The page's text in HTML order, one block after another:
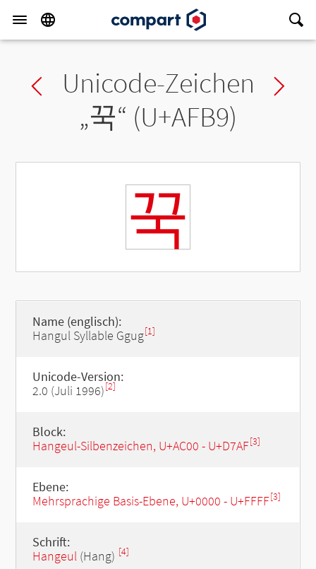
Previous char
Unicode-Zeichen
„꾹“ (U+AFB9)
꾹
Name (englisch):
Hangul Syllable Ggug[1]
Unicode-Version:
2.0 (Juli 1996)[2]
Block:
Hangeul-Silbenzeichen, U+AC00 - U+D7AF[3]
Ebene:
Mehrsprachige Basis-Ebene, U+0000 - U+FFFF[3]
Schrift:
Hangeul(Hang) [4]